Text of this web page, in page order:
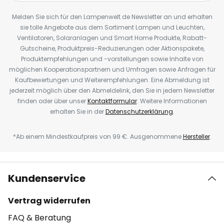
Melden Sie sich für den Lampenwelt.de Newsletter an und erhalten
sie tolle Angebote aus dem Sortiment Lampen und Leuchten,
Ventilatoren, Solaranlagen und Smart Home Produkte, Rabatt-
Gutscheine, Produktpreis-Reduzierungen oder Aktionspakete,
Produktempfehlungen und -vorstellungen sowie Inhalte von
möglichen Kooperationspartnern und Umfragen sowie Anfragen für
Kaufbewertungen und Weiterempfehlungen. Eine Abmeldung ist
jederzeit möglich über den Abmeldelink, den Sie in jedem Newsletter
finden oder über unserKontaktformular. Weitere Informationen
erhalten Sie in derDatenschutzerklärung.
*Ab einem Mindestkaufpreis von 99 €. AusgenommeneHersteller.
Kundenservice
Vertrag widerrufen
FAQ & Beratung